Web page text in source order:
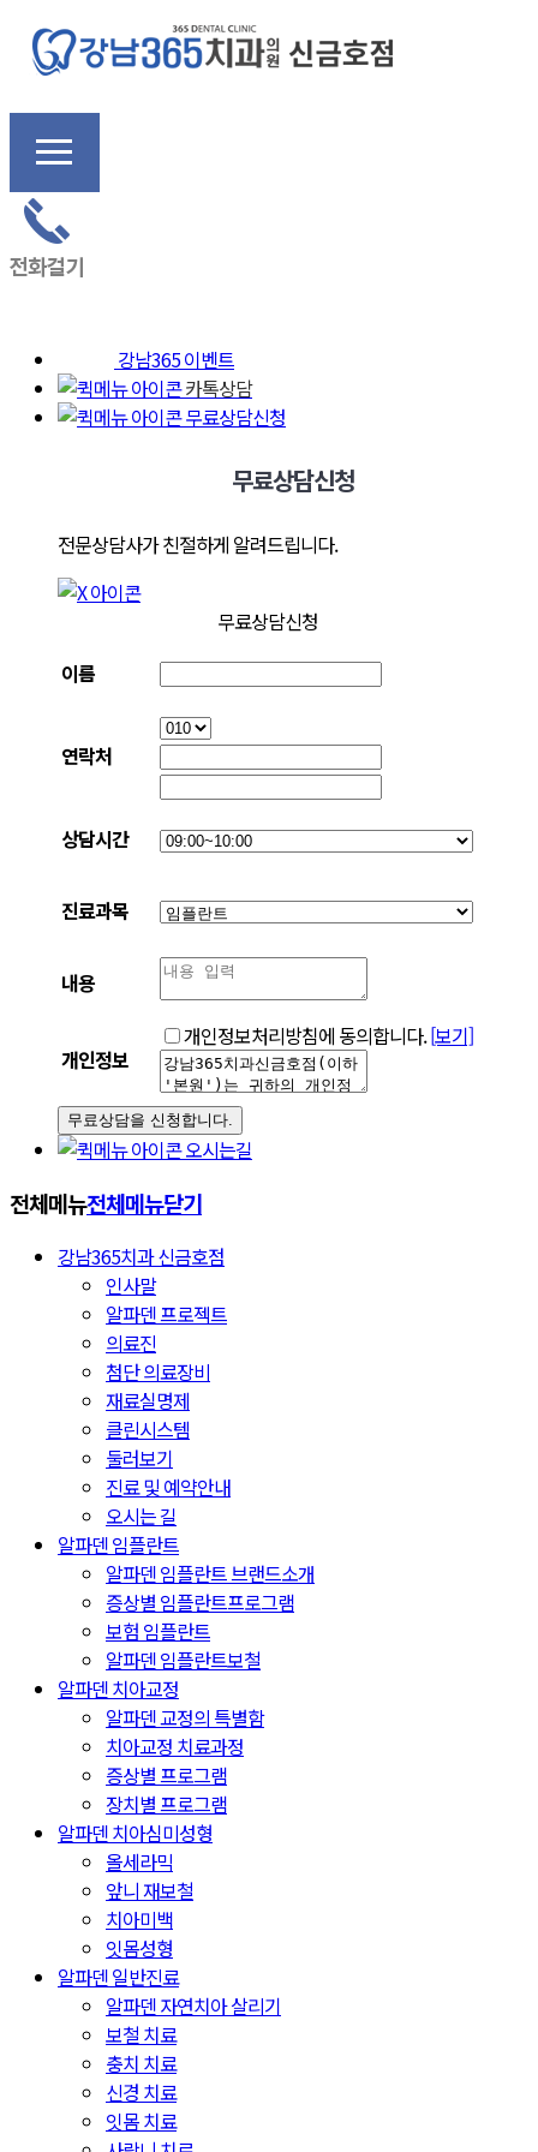
강남365 이벤트
카톡상담
무료상담신청
무료상담신청
전문상담사가 친절하게 알려드립니다.
무료상담신청
이름
연락처
상담시간
진료과목
내용
개인정보
개인정보처리방침에 동의합니다.[보기]
오시는길
전체메뉴전체메뉴닫기
강남365치과 신금호점
인사말
알파덴 프로젝트
의료진
첨단 의료장비
재료실명제
클린시스템
둘러보기
진료 및 예약안내
오시는 길
알파덴 임플란트
알파덴 임플란트 브랜드소개
증상별 임플란트프로그램
보험 임플란트
알파덴 임플란트보철
알파덴 치아교정
알파덴 교정의 특별함
치아교정 치료과정
증상별 프로그램
장치별 프로그램
알파덴 치아심미성형
올세라믹
앞니 재보철
치아미백
잇몸성형
알파덴 일반진료
알파덴 자연치아 살리기
보철 치료
충치 치료
신경 치료
잇몸 치료